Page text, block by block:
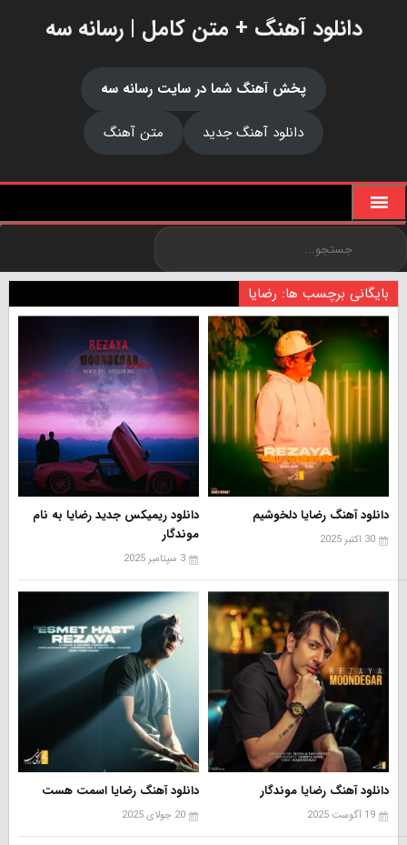
دانلود آهنگ + متن کامل | رسانه سه
پخش آهنگ شما در سایت رسانه سه
دانلود آهنگ جدید
متن آهنگ
بایگانی برچسب ها: رضایا
دانلود آهنگ رضایا دلخوشیم
30 اکتبر 2025
دانلود ریمیکس جدید رضایا به نام
موندگار
3 سپتامبر 2025
دانلود آهنگ رضایا موندگار
19 آگوست 2025
دانلود آهنگ رضایا اسمت هست
20 جولای 2025